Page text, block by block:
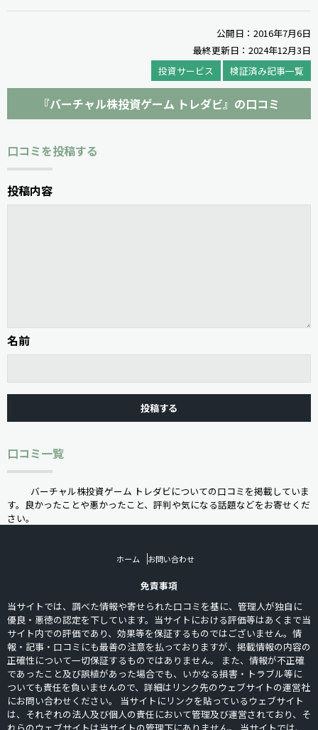
公開日：2016年7月6日
最終更新日：2024年12月3日
投資サービス
検証済み記事一覧
『バーチャル株投資ゲーム トレダビ』の口コミ
口コミを投稿する
投稿内容
名前
口コミ一覧
バーチャル株投資ゲーム トレダビについての口コミを掲載していま
す。良かったことや悪かったこと、評判や気になる話題などをお寄せくだ
さい。
ホーム お問い合わせ
免責事項
当サイトでは、調べた情報や寄せられた口コミを基に、管理人が独自に
優良・悪徳の認定を下しています。当サイトにおける評価等はあくまで当
サイト内での評価であり、効果等を保証するものではございません。情
報・記事・口コミにも最善の注意を払っておりますが、掲載情報の内容の
正確性について一切保証するものではありません。 また、情報が不正確
であったこと及び誤植があった場合でも、いかなる損害・トラブル等に
ついても責任を負いませんので、詳細はリンク先のウェブサイトの運営社
にお問い合わせください。 当サイトにリンクを貼っているウェブサイト
は、それぞれの法人及び個人の責任において管理及び運営されており、そ
れらのウェブサイトは当サイトの管理下にありません。 当サイトでは、